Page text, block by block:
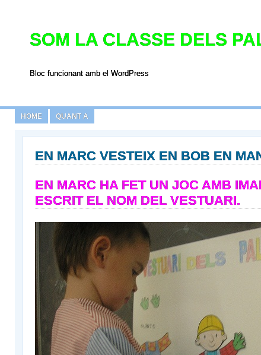
SOM LA CLASSE DELS
Bloc funcionant amb el WordPress
HOME QUANT A
EN MARC VESTEIX EN BOB EN
EN MARC HA FET UN JOC AMB
ESCRIT EL NOM DEL VESTUARI.